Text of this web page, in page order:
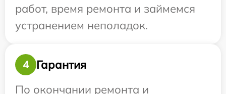
работ, время ремонта и займемся
устранением неполадок.
4
Гарантия
По окончании ремонта и